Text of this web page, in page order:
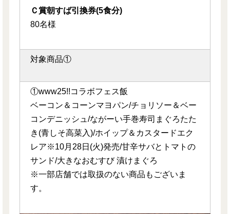
Ｃ賞朝すば引換券(5食分)
80名様
対象商品①
①www25!!コラボフェス飯
ベーコン＆コーンマヨパン/チョリソー＆ベー
コンデニッシュ/ながーい手巻寿司まぐろたた
き(青しそ高菜入)/ホイップ＆カスタードエク
レア※10月28日(火)発売/甘辛サバとトマトの
サンド/大きなおむすび 漬けまぐろ
※一部店舗では取扱のない商品もございま
す。